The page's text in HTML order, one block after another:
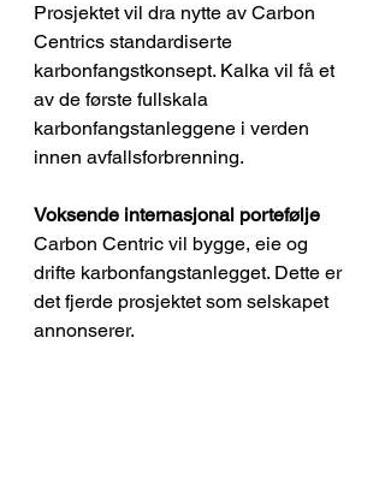
Prosjektet vil dra nytte av Carbon
Centrics standardiserte
karbonfangstkonsept. Kalka vil få et
av de første fullskala
karbonfangstanleggene i verden
innen avfallsforbrenning.
Voksende internasjonal portefølje
Carbon Centric vil bygge, eie og
drifte karbonfangstanlegget. Dette er
det fjerde prosjektet som selskapet
annonserer.